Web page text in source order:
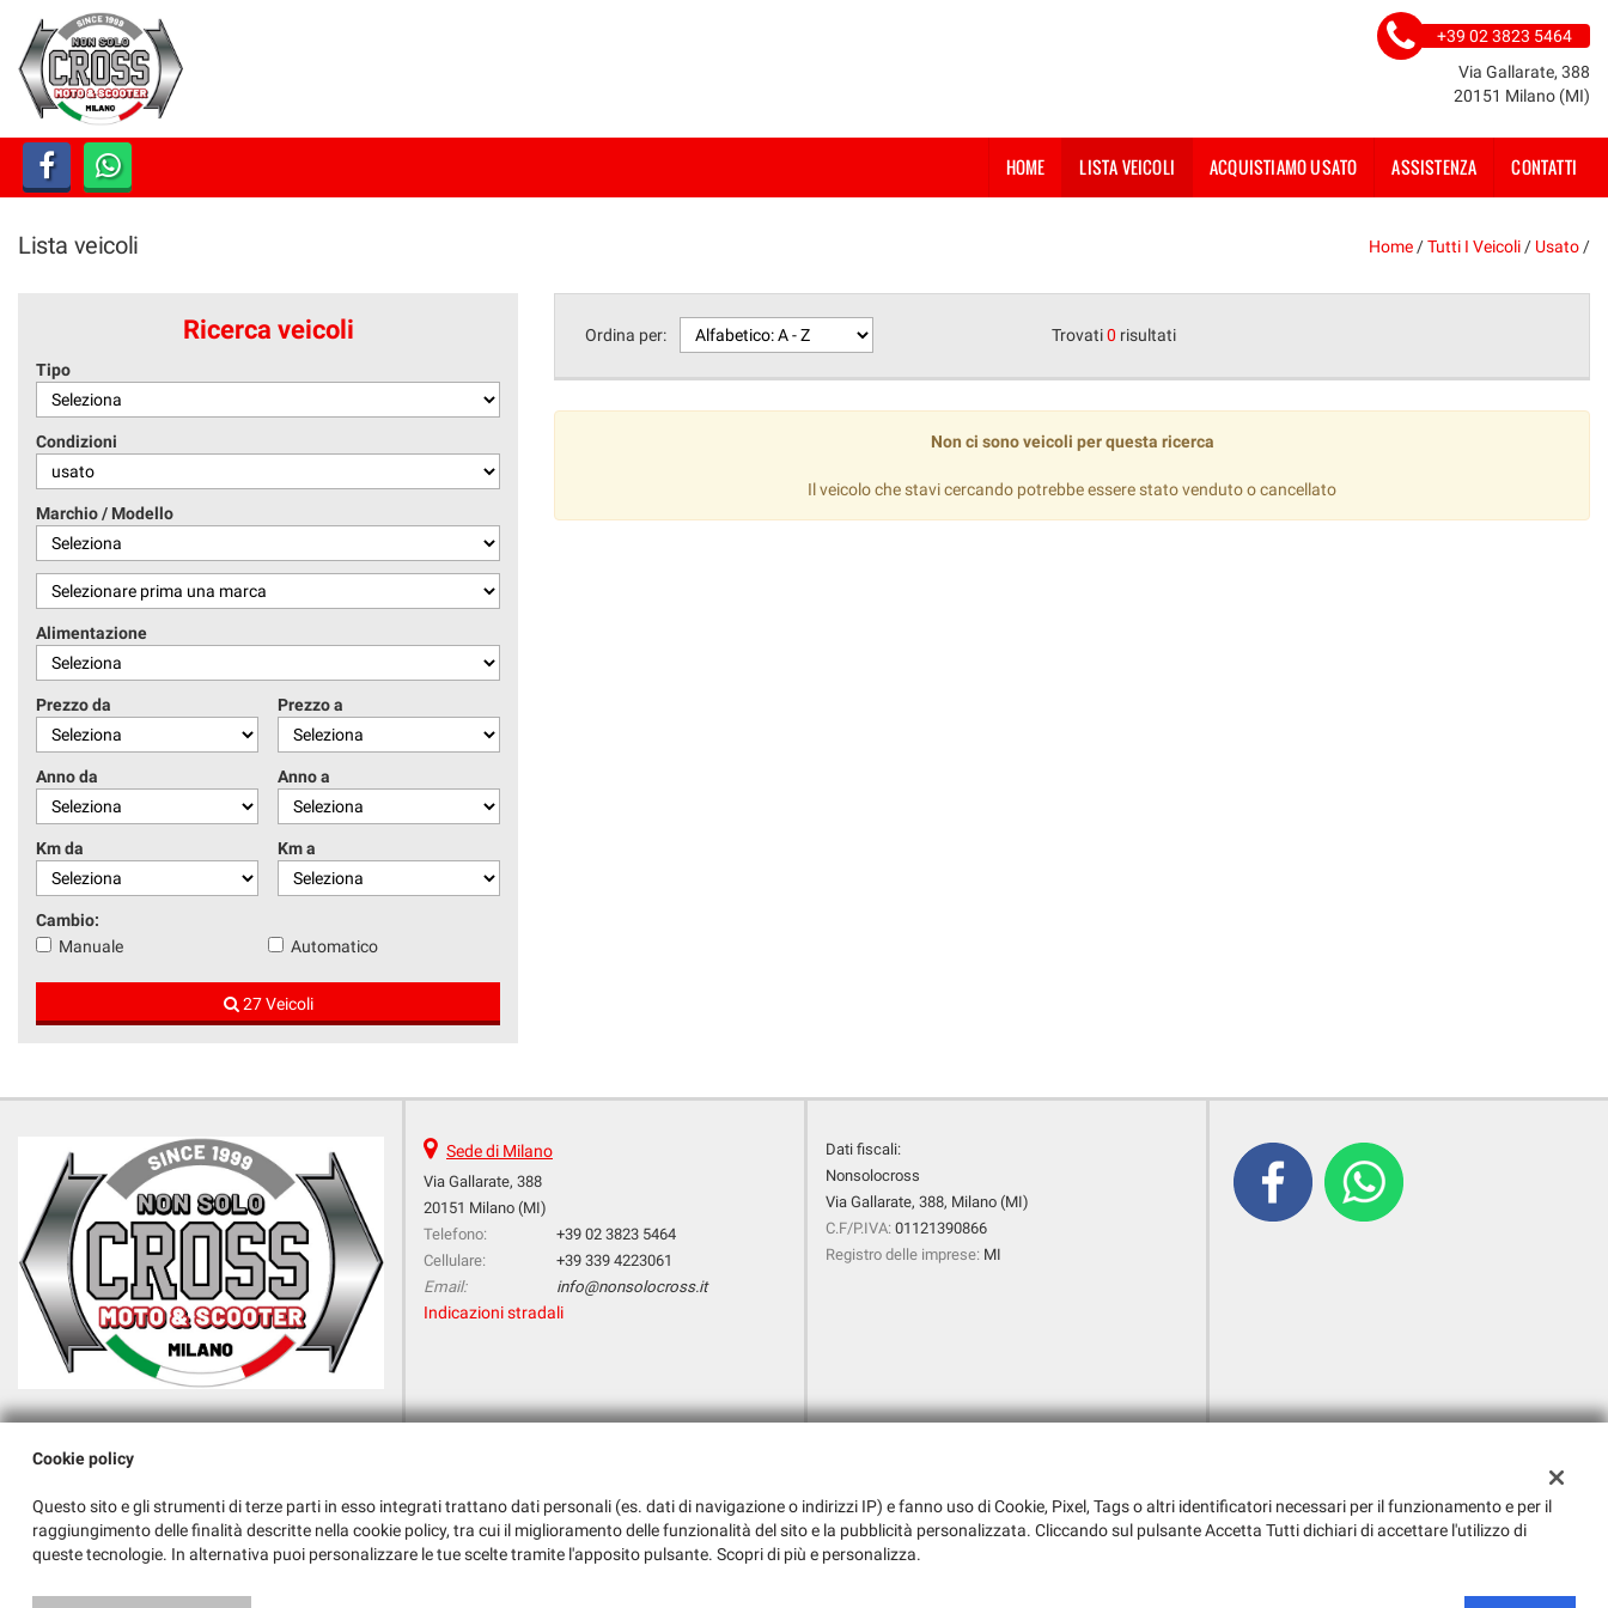
HOME
LISTA VEICOLI
ACQUISTIAMO USATO
ASSISTENZA
+39 02 3823 5464
Via Gallarate, 388
20151 Milano (MI)
HOME LISTA VEICOLI ACQUISTIAMO USATO ASSISTENZA CONTATTI
Lista veicoli Home /Tutti I Veicoli / Usato /
Ricerca veicoli
Tipo
Condizioni
Marchio / Modello
Alimentazione
Prezzo da Prezzo a
Anno da Anno a
Km da Km a
Cambio:
Manuale
Automatico
27 Veicoli
Ordina per: Trovati0 risultati
Non ci sono veicoli per questa ricerca
Il veicolo che stavi cercando potrebbe essere stato venduto o cancellato
Orario apertura
Mar-Sab: 09.00-13.00/14.30-18.30
Sede di Milano
Via Gallarate, 388
20151 Milano (MI)
Telefono:
+39 02 3823 5464
Cellulare:
+39 339 4223061
Email:
info@nonsolocross.it
Indicazioni stradali
Dati fiscali:
Nonsolocross
Via Gallarate, 388, Milano (MI)
C.F/P.IVA: 01121390866
Registro delle imprese: MI
Cookie policy
Questo sito e gli strumenti di terze parti in esso integrati trattano dati personali (es. dati di navigazione o indirizzi IP) e fanno uso di Cookie, Pixel, Tags o altri identificatori necessari per il funzionamento e per il
raggiungimento delle finalità descritte nella cookie policy, tra cui il miglioramento delle funzionalità del sito e la pubblicità personalizzata. Cliccando sul pulsante Accetta Tutti dichiari di accettare l'utilizzo di
queste tecnologie. In alternativa puoi personalizzare le tue scelte tramite l'apposito pulsante. Scopri di più e personalizza.